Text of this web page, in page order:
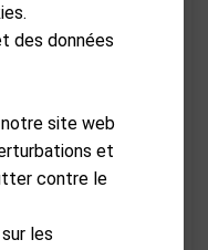
des données
notre site web
et
contre le
les